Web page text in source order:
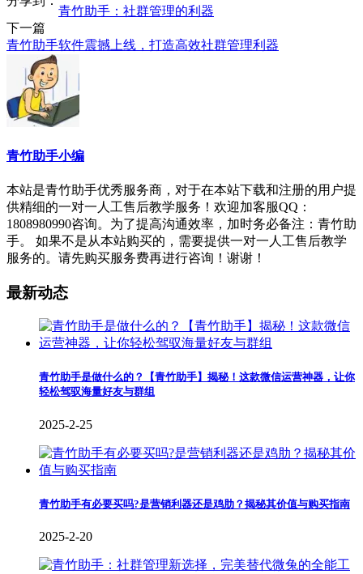
青竹助手：社群管理的利器
下一篇
青竹助手软件震撼上线，打造高效社群管理利器
青竹助手小编
本站是青竹助手优秀服务商，对于在本站下载和注册的用户提
供精细的一对一人工售后教学服务！欢迎加客服QQ：
1808980990咨询。为了提高沟通效率，加时务必备注：青竹助
手。 如果不是从本站购买的，需要提供一对一人工售后教学
服务的。请先购买服务费再进行咨询！谢谢！
最新动态
青竹助手是做什么的？【青竹助手】揭秘！这款微信运营神器，让你
轻松驾驭海量好友与群组
2025-2-25
青竹助手有必要买吗?是营销利器还是鸡肋？揭秘其价值与购买指南
2025-2-20